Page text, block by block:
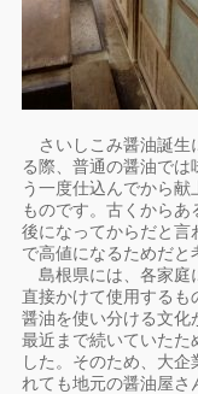
さいしこみ醤油誕生
る際、普通の醤油で
う一度仕込んでから献
ものです。古くから
後になってからだと言
で高値になるためだと
島根県には、各家庭
直接かけて使用するも
醤油を使い分ける文化
最近まで続いていたた
した。そのため、大
れても地元の醤油屋さ